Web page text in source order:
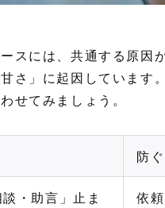
スには、共通する原因
さ」に起因しています
せてみましょう。
防
・助言」止ま
依